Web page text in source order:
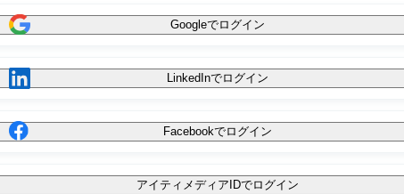
Googleでログイン
LinkedInでログイン
Facebookでログイン
アイティメディアIDでログイン